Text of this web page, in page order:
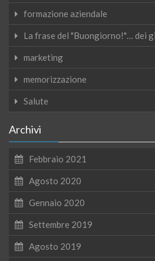
formazione aziendale
La frase del "Buongiorno!"… dei
marketing
memorizzazione
Salute
Archivi
Febbraio 2021
Agosto 2020
Gennaio 2020
Settembre 2019
Agosto 2019